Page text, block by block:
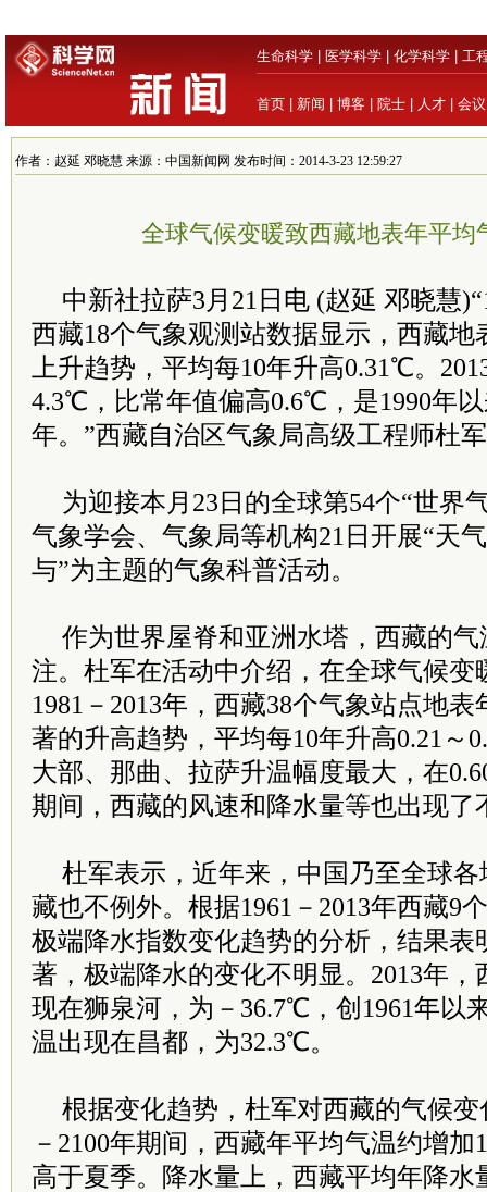
生命科学 医学科学 化学科学 工
首页 新闻 博客 院士 人才 会议
作者：赵延 邓晓慧 来源：中国新闻网 发布时间：2014-3-23 12:59:27
全球气候变暖致西藏地表年平均
中新社拉萨3月21日电 (赵延 邓晓慧
西藏18个气象观测站数据显示，西藏地
上升趋势，平均每10年升高0.31℃。
4.3℃，比常年值偏高0.6℃，是1990年
年。”西藏自治区气象局高级工程师杜
为迎接本月23日的全球第54个“世界
气象学会、气象局等机构21日开展“天
与”为主题的气象科普活动。
作为世界屋脊和亚洲水塔，西藏的
注。杜军在活动中介绍，在全球气候变
1981－2013年，西藏38个气象站点地
著的升高趋势，平均每10年升高0.21～
大部、那曲、拉萨升温幅度最大，在
期间，西藏的风速和降水量等也出现了
杜军表示，近年来，中国乃至全球
藏也不例外。根据1961－2013年西藏9
极端降水指数变化趋势的分析，结果表
著，极端降水的变化不明显。2013年
现在狮泉河，为－36.7℃，创1961年以
温出现在昌都，为32.3℃。
根据变化趋势，杜军对西藏的气候变
－2100年期间，西藏年平均气温约增
高于夏季。降水量上，西藏平均年降水